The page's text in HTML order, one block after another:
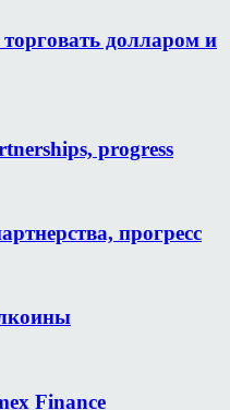
долларом и
progress
прогресс
Finance